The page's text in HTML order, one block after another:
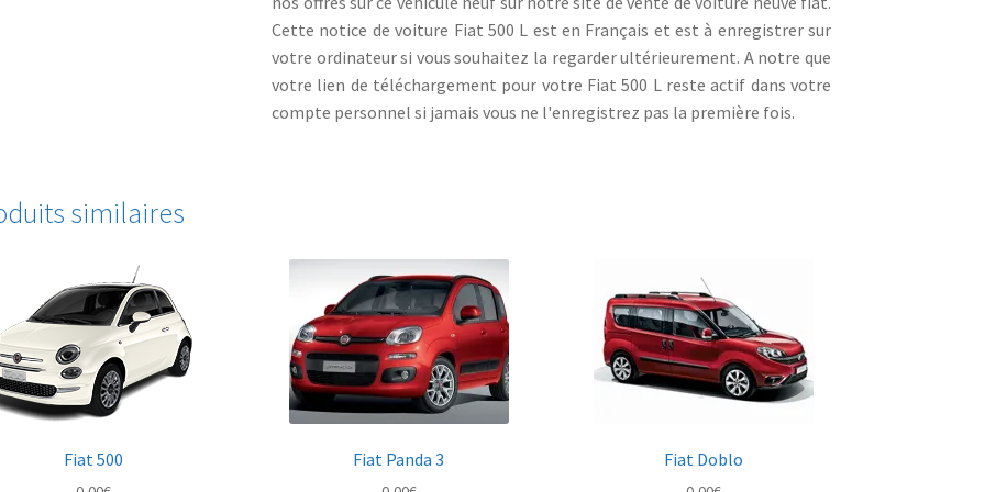
Cette notice de voiture Fiat 500 L est en Français et est à enregistrer sur
votre ordinateur si vous souhaitez la regarder ultérieurement. A notre que
votre lien de téléchargement pour votre Fiat 500 L reste actif dans votre
compte personnel si jamais vous ne l'enregistrez pas la première fois.
similaires
Fiat 500 Fiat Panda 3 Fiat Doblo